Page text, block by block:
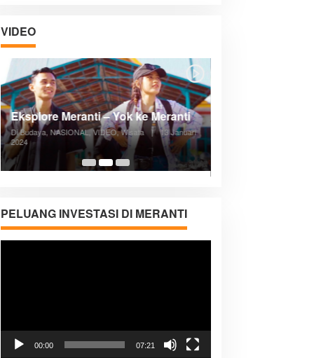
VIDEO
05:08
Posyandu Melayani Semua Siklus
Hidup
Di ADVERTORIAL, Kesehatan, VIDEO |
27
Desember 2023
PELUANG INVESTASI DI MERANTI
00:00 07:21